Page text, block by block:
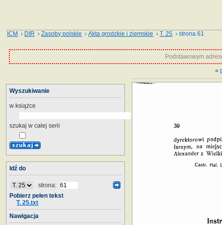
ICM › DIR ›Zasoby polskie ›Akta grodzkie i ziemskie ›T. 25 › strona 61
Podstawowym
«
Wyszukiwanie
w książce
szukaj w całej serii
Idź do
strona:
Pobierz pełen tekst
T. 25.txt
Nawigacja